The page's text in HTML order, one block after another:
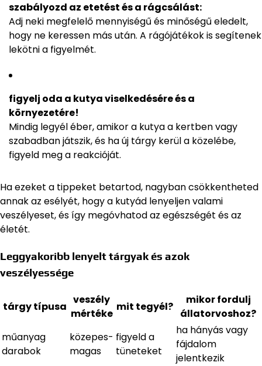
szabályozd az etetést és a rágcsálást:
Adj neki megfelelő mennyiségű és minőségű eledelt,
hogy ne keressen más után. A rágójátékok is segítenek
lekötni a figyelmét.
figyelj oda a kutya viselkedésére és a
környezetére!
Mindig legyél éber, amikor a kutya a kertben vagy
szabadban játszik, és ha új tárgy kerül a közelébe,
figyeld meg a reakcióját.
Ha ezeket a tippeket betartod, nagyban csökkentheted
annak az esélyét, hogy a kutyád lenyeljen valami
veszélyeset, és így megóvhatod az egészségét és az
életét.
Leggyakoribb lenyelt tárgyak és azok
veszélyessége
tárgy típusa
veszély
mértéke
mit tegyél?
mikor fordulj
állatorvoshoz?
műanyag
darabok
közepes-
magas
figyeld a
tüneteket
ha hányás vagy
fájdalom
jelentkezik